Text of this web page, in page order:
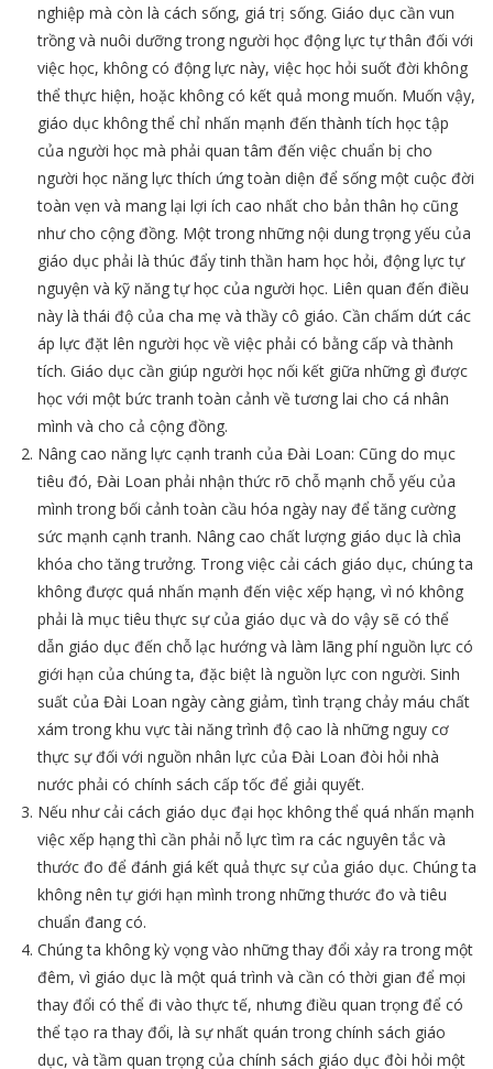
nghiệp mà còn là cách sống, giá trị sống. Giáo dục cần vun
trồng và nuôi dưỡng trong người học động lực tự thân đối với
việc học, không có động lực này, việc học hỏi suốt đời không
thể thực hiện, hoặc không có kết quả mong muốn. Muốn vậy,
giáo dục không thể chỉ nhấn mạnh đến thành tích học tập
của người học mà phải quan tâm đến việc chuẩn bị cho
người học năng lực thích ứng toàn diện để sống một cuộc đời
toàn vẹn và mang lại lợi ích cao nhất cho bản thân họ cũng
như cho cộng đồng. Một trong những nội dung trọng yếu của
giáo dục phải là thúc đẩy tinh thần ham học hỏi, động lực tự
nguyện và kỹ năng tự học của người học. Liên quan đến điều
này là thái độ của cha mẹ và thầy cô giáo. Cần chấm dứt các
áp lực đặt lên người học về việc phải có bằng cấp và thành
tích. Giáo dục cần giúp người học nối kết giữa những gì được
học với một bức tranh toàn cảnh về tương lai cho cá nhân
mình và cho cả cộng đồng.
Nâng cao năng lực cạnh tranh của Đài Loan: Cũng do mục
tiêu đó, Đài Loan phải nhận thức rõ chỗ mạnh chỗ yếu của
mình trong bối cảnh toàn cầu hóa ngày nay để tăng cường
sức mạnh cạnh tranh. Nâng cao chất lượng giáo dục là chìa
khóa cho tăng trưởng. Trong việc cải cách giáo dục, chúng ta
không được quá nhấn mạnh đến việc xếp hạng, vì nó không
phải là mục tiêu thực sự của giáo dục và do vậy sẽ có thể
dẫn giáo dục đến chỗ lạc hướng và làm lãng phí nguồn lực có
giới hạn của chúng ta, đặc biệt là nguồn lực con người. Sinh
suất của Đài Loan ngày càng giảm, tình trạng chảy máu chất
xám trong khu vực tài năng trình độ cao là những nguy cơ
thực sự đối với nguồn nhân lực của Đài Loan đòi hỏi nhà
nước phải có chính sách cấp tốc để giải quyết.
Nếu như cải cách giáo dục đại học không thể quá nhấn mạnh
việc xếp hạng thì cần phải nỗ lực tìm ra các nguyên tắc và
thước đo để đánh giá kết quả thực sự của giáo dục. Chúng ta
không nên tự giới hạn mình trong những thước đo và tiêu
chuẩn đang có.
Chúng ta không kỳ vọng vào những thay đổi xảy ra trong một
đêm, vì giáo dục là một quá trình và cần có thời gian để mọi
thay đổi có thể đi vào thực tế, nhưng điều quan trọng để có
thể tạo ra thay đổi, là sự nhất quán trong chính sách giáo
dục, và tầm quan trọng của chính sách giáo dục đòi hỏi một